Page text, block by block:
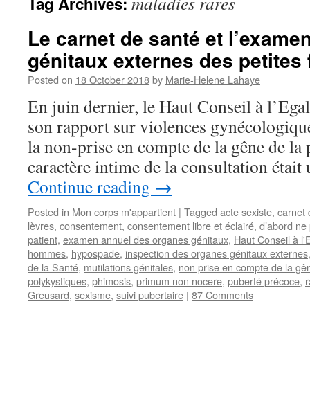
Le carnet de santé et
génitaux externes des
Posted on 18 October 2018by Marie-Helene Lahaye
En juin dernier, le Haut Conseil à
son rapport sur violences
la non-prise en compte de la gêne de la
caractère intime de la consultation
Continue reading →
Posted in Mon corps m'appartient | Tagged acte sexiste, carnet
lèvres, consentement, consentement libre et éclairé, d’abord
patient, examen annuel des organes génitaux, Haut Conseil à
hommes, hypospade, inspection des organes génitaux externes
de la Santé, mutilations génitales, non prise en compte de la
polykystiques, phimosis, primum non nocere, puberté précoce,
Greusard, sexisme, suivi pubertaire | 87 Comments